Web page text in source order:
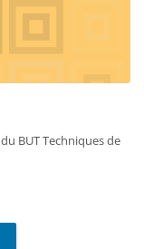
BUT Techniques de